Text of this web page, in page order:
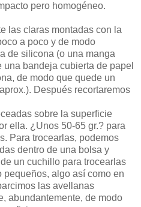
pero homogéneo.
las claras montadas con la
a poco y de modo
de silicona (o una manga
bandeja cubierta de papel
de modo que quede un
Después recortaremos
sobre la superficie
ella. ¿Unos 50-65 gr.? para
Para trocearlas, podemos
dentro de una bolsa y
un cuchillo para trocearlas
algo así como en
las avellanas
abundantemente, de modo